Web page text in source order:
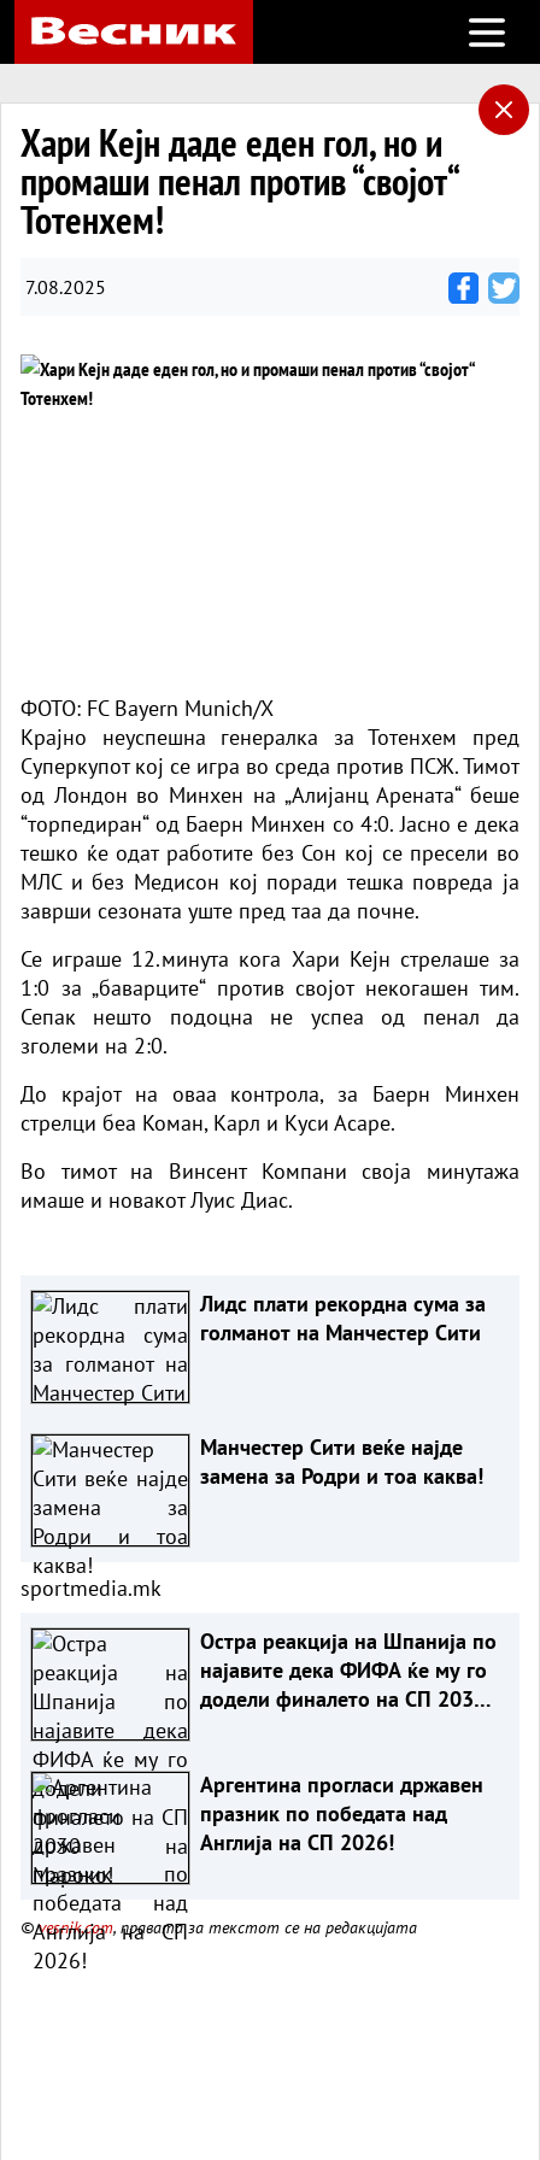
Open
Хари Кејн даде еден гол, но и
промаши пенал против “својот“
Тотенхем!
7.08.2025
ФОТО: FC Bayern Munich/X
Крајно неуспешна генералка за Тотенхем пред
Суперкупот кој се игра во среда против ПСЖ. Тимот
од Лондон во Минхен на „Алијанц Арената“ беше
“торпедиран“ од Баерн Минхен со 4:0. Јасно е дека
тешко ќе одат работите без Сон кој се пресели во
МЛС и без Медисон кој поради тешка повреда ја
заврши сезоната уште пред таа да почне.
Се играше 12.минута кога Хари Кејн стрелаше за
1:0 за „баварците“ против својот некогашен тим.
Сепак нешто подоцна не успеа од пенал да
зголеми на 2:0.
До крајот на оваа контрола, за Баерн Минхен
стрелци беа Коман, Карл и Куси Асаре.
Во тимот на Винсент Компани своја минутажа
имаше и новакот Луис Диас.
Лидс плати рекордна сума за
голманот на Манчестер Сити
Манчестер Сити веќе најде
замена за Родри и тоа каква!
sportmedia.mk
Остра реакција на Шпанија по
најавите дека ФИФА ќе му го
додели финалето на СП 2030
Аргентина прогласи државен
празник по победата над
Англија на СП 2026!
©vesnik.com, правата за текстот се на редакцијата